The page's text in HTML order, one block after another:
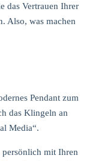
das Vertrauen Ihrer
Also, was machen
Pendant zum
das Klingeln an
Media“.
persönlich mit Ihren